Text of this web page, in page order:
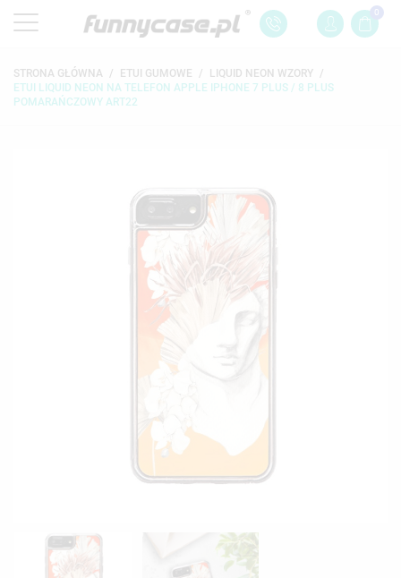
0
STRONA GŁÓWNA ETUI GUMOWE
LIQUID NEON WZORY
ETUI LIQUID NEON NA TELEFON APPLE IPHONE 7 PLUS / 8 PLUS
POMARAŃCZOWY ART22